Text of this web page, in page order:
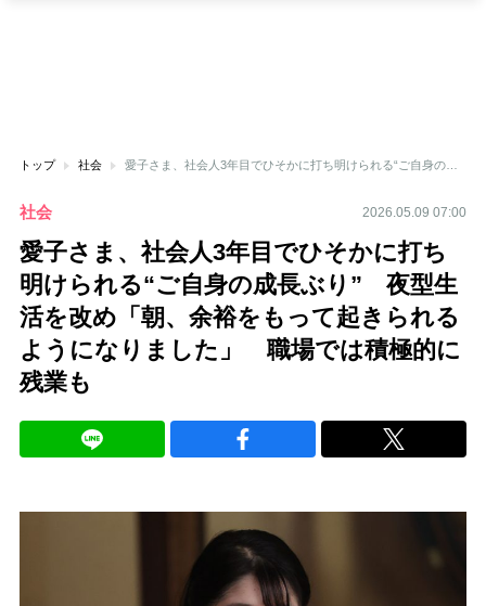
トップ 社会 愛子さま、社会人3年目でひそかに打ち明けられる“ご自身の成長ぶり” 夜型生活を改め「朝、余裕をもって起きられるようになりました」 職場では積極的に残業も
社会 2026.05.09 07:00
愛子さま、社会人3年目でひそかに打ち
明けられる“ご自身の成長ぶり” 夜型生
活を改め「朝、余裕をもって起きられる
ようになりました」 職場では積極的に
残業も